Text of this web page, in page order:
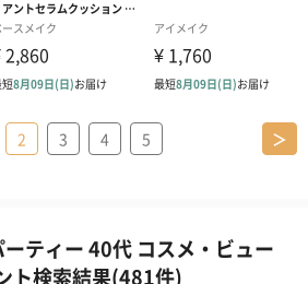
2 3 4 5 ＞
ーティー 40代 コスメ・ビュー
ト検索結果(481件)